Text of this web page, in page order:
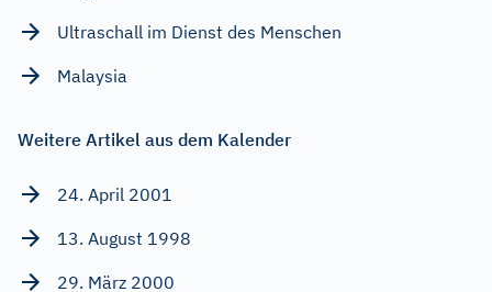
Ultraschall im Dienst des Menschen
Malaysia
Weitere Artikel aus dem Kalender
24. April 2001
13. August 1998
29. März 2000